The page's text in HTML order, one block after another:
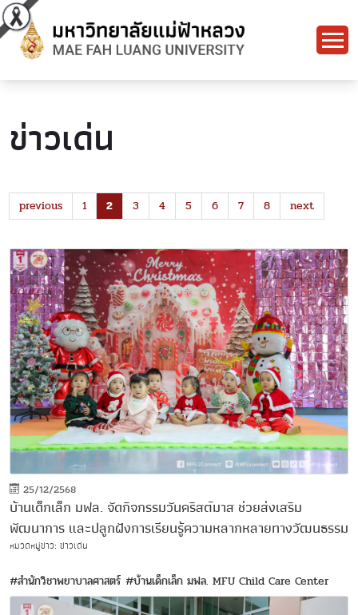
ข่าวเด่น
previous 1 2 3 4 5 6 7 8 next
25/12/2568
บ้านเด็กเล็ก มฟล. จัดกิจกรรมวันคริสต์มาส ช่วยส่งเสริม
พัฒนาการ และปลูกฝังการเรียนรู้ความหลากหลายทางวัฒนธรรม
หมวดหมู่ข่าว: ข่าวเด่น
#สำนักวิชาพยาบาลศาสตร์ #บ้านเด็กเล็ก มฟล. MFU Child Care Center